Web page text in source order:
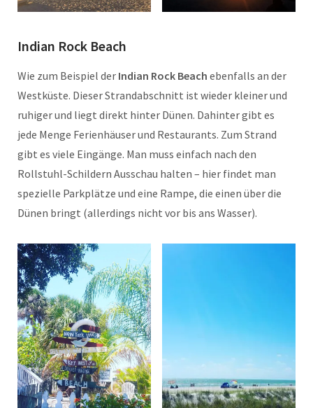
Indian Rock Beach
Wie zum Beispiel der Indian Rock Beach ebenfalls an der
Westküste. Dieser Strandabschnitt ist wieder kleiner und
ruhiger und liegt direkt hinter Dünen. Dahinter gibt es
jede Menge Ferienhäuser und Restaurants. Zum Strand
gibt es viele Eingänge. Man muss einfach nach den
Rollstuhl-Schildern Ausschau halten – hier findet man
spezielle Parkplätze und eine Rampe, die einen über die
Dünen bringt (allerdings nicht vor bis ans Wasser).